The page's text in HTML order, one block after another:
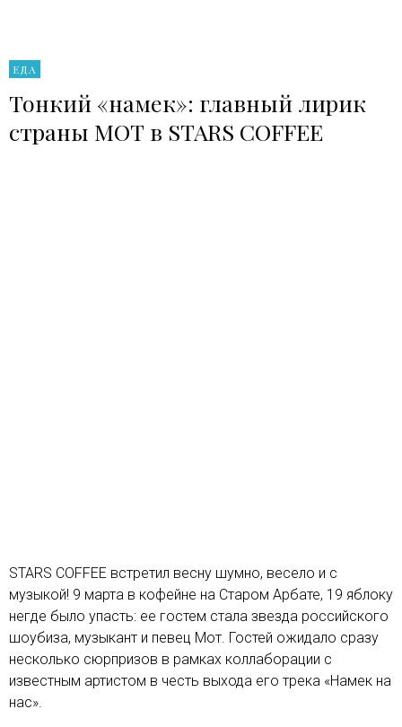
ЕДА
Тонкий «намек»: главный лирик
страны МОТ в STARS COFFEE
STARS COFFEE встретил весну шумно, весело и с
музыкой! 9 марта в кофейне на Старом Арбате, 19 яблоку
негде было упасть: ее гостем стала звезда российского
шоубиза, музыкант и певец Мот. Гостей ожидало сразу
несколько сюрпризов в рамках коллаборации с
известным артистом в честь выхода его трека «Намек на
нас».